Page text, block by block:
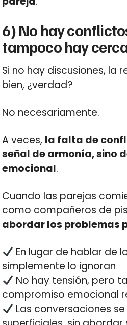
6) No hay
tampoco hay
Si no hay discusiones, la
bien, ¿verdad?
No necesariamente.
A veces, la falta de
señal de armonía, sino
emocional.
Cuando las parejas
como compañeros de
abordar los problemas
En lugar de hablar de
simplemente lo ignoran
No hay tensión, pero
compromiso emocional
Las conversaciones